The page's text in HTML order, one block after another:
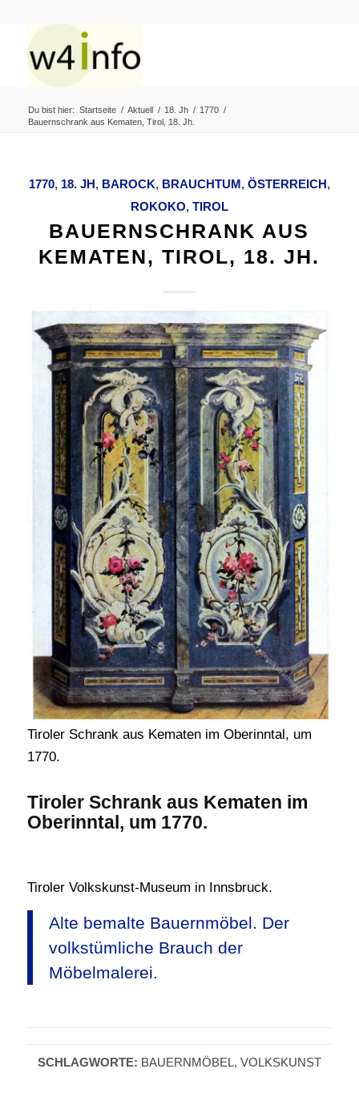
Du bist hier: Startseite / Aktuell / 18. Jh / 1770 /
Bauernschrank aus Kematen, Tirol, 18. Jh.
1770, 18. JH, BAROCK, BRAUCHTUM, ÖSTERREICH,
ROKOKO, TIROL
BAUERNSCHRANK AUS
KEMATEN, TIROL, 18. JH.
Tiroler Schrank aus Kematen im Oberinntal, um
1770.
Tiroler Schrank aus Kematen im
Oberinntal, um 1770.
Tiroler Volkskunst-Museum in Innsbruck.
Alte bemalte Bauernmöbel. Der
volkstümliche Brauch der
Möbelmalerei.
SCHLAGWORTE: BAUERNMÖBEL, VOLKSKUNST